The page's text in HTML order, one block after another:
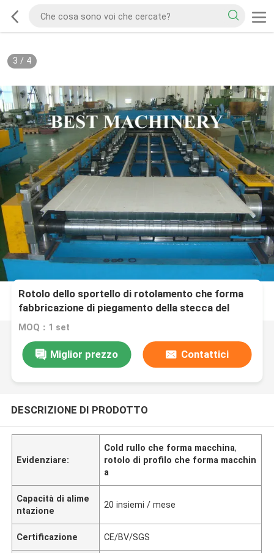
3 / 4
Rotolo dello sportello di rotolamento che forma
fabbricazione di piegamento della stecca del
contenitore a macchina di copertura
MOQ：1 set
Miglior prezzo Contattici
DESCRIZIONE DI PRODOTTO
Evidenziare:
Cold rullo che forma macchina,
rotolo di profilo che forma macchin
a
Capacità di alime
ntazione
20 insiemi / mese
Certificazione CE/BV/SGS